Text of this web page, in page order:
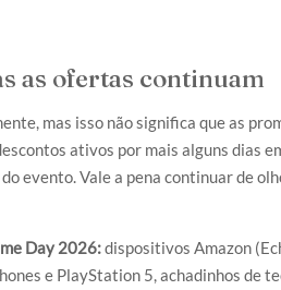
as ofertas continuam
mas isso não significa que as
ativos por mais alguns dias
evento. Vale a pena continuar de
Day 2026:dispositivos Amazon
e PlayStation 5, achadinhos de